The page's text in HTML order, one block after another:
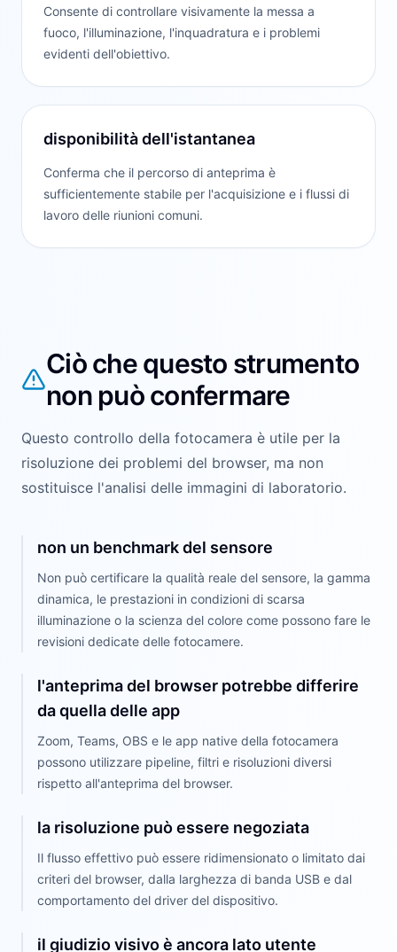
Consente di controllare visivamente la messa a
fuoco, l'illuminazione, l'inquadratura e i problemi
evidenti dell'obiettivo.
disponibilità dell'istantanea
Conferma che il percorso di anteprima è
sufficientemente stabile per l'acquisizione e i flussi di
lavoro delle riunioni comuni.
Ciò che questo strumento
non può confermare
Questo controllo della fotocamera è utile per la
risoluzione dei problemi del browser, ma non
sostituisce l'analisi delle immagini di laboratorio.
non un benchmark del sensore
Non può certificare la qualità reale del sensore, la gamma
dinamica, le prestazioni in condizioni di scarsa
illuminazione o la scienza del colore come possono fare le
revisioni dedicate delle fotocamere.
l'anteprima del browser potrebbe differire
da quella delle app
Zoom, Teams, OBS e le app native della fotocamera
possono utilizzare pipeline, filtri e risoluzioni diversi
rispetto all'anteprima del browser.
la risoluzione può essere negoziata
Il flusso effettivo può essere ridimensionato o limitato dai
criteri del browser, dalla larghezza di banda USB e dal
comportamento del driver del dispositivo.
il giudizio visivo è ancora lato utente